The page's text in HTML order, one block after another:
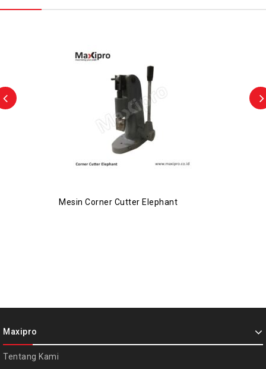
Mesin Corner Cutter Elephant
Maxipro
Tentang Kami